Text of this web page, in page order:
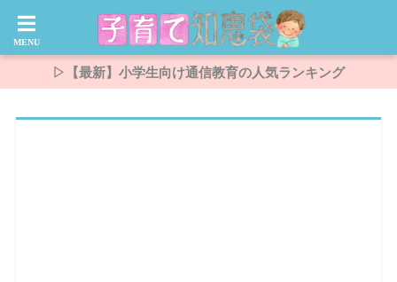
▷【最新】小学生向け通信教育の人気ランキング